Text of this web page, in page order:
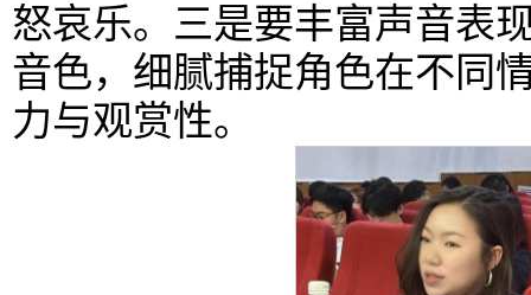
怒哀乐。三是要丰富声音表
音色，细腻捕捉角色在不同
力与观赏性。